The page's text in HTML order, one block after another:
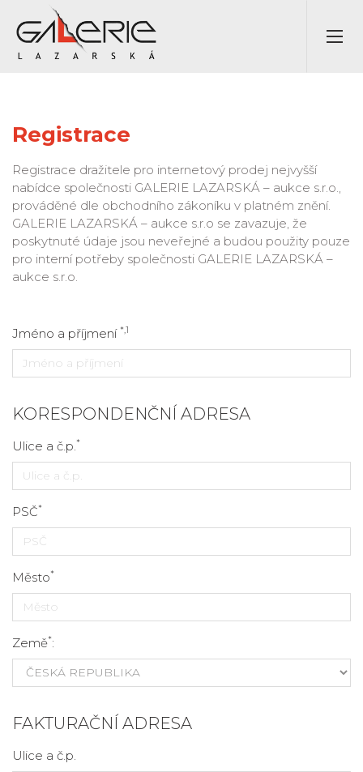
Registrace
Registrace dražitele pro internetový prodej nejvyšší
nabídce společnosti GALERIE LAZARSKÁ – aukce s.r.o.,
prováděné dle obchodního zákoníku v platném znění.
GALERIE LAZARSKÁ – aukce s.r.o se zavazuje, že
poskytnuté údaje jsou neveřejné a budou použity pouze
pro interní potřeby společnosti GALERIE LAZARSKÁ –
aukce s.r.o.
Jméno a příjmení *,1
KORESPONDENČNÍ ADRESA
Ulice a č.p. *
PSČ*
Město*
Země*:
FAKTURAČNÍ ADRESA
Ulice a č.p.